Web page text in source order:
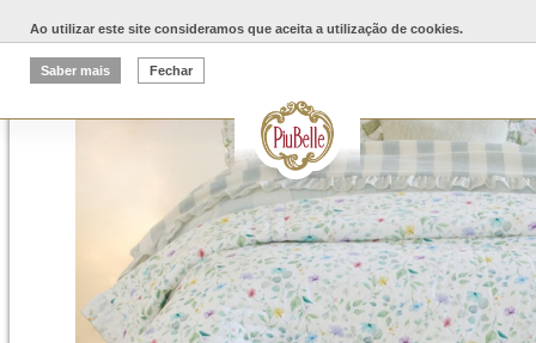
Ao utilizar este site consideramos que aceita a utilização de cookies.
Saber mais Fechar